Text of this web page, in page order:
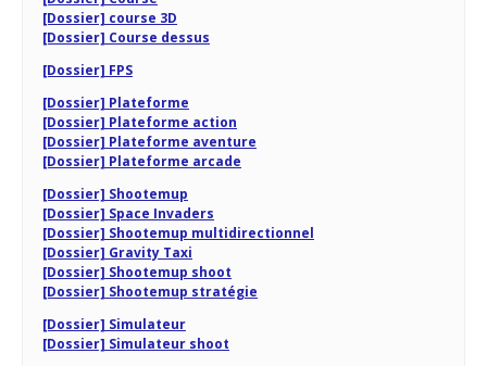
[Dossier] course 3D
[Dossier] Course dessus
[Dossier] FPS
[Dossier] Plateforme
[Dossier] Plateforme action
[Dossier] Plateforme aventure
[Dossier] Plateforme arcade
[Dossier] Shootemup
[Dossier] Space Invaders
[Dossier] Shootemup multidirectionnel
[Dossier] Gravity Taxi
[Dossier] Shootemup shoot
[Dossier] Shootemup stratégie
[Dossier] Simulateur
[Dossier] Simulateur shoot